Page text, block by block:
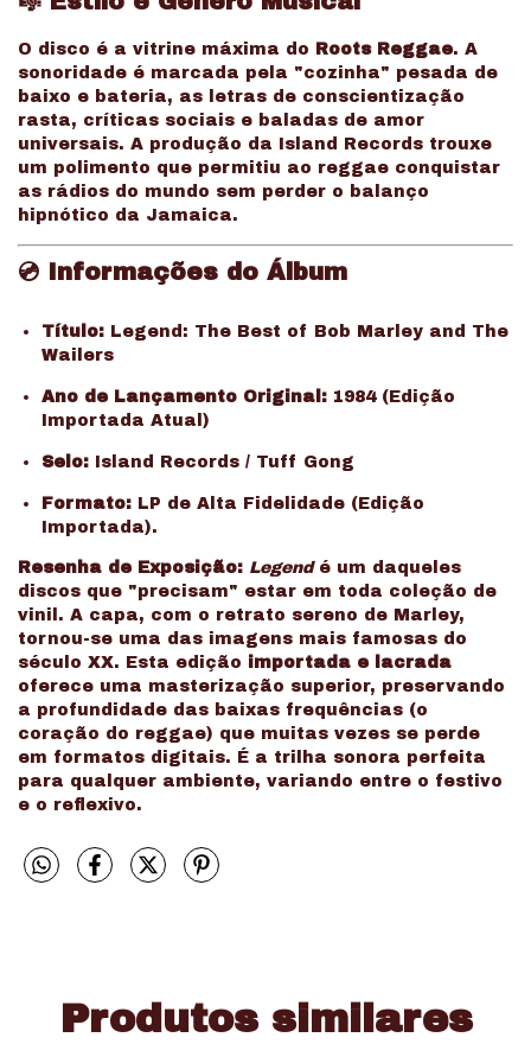
O disco é a vitrine máxima do Roots Reggae. A
sonoridade é marcada pela "cozinha" pesada de
baixo e bateria, as letras de conscientização
rasta, críticas sociais e baladas de amor
universais. A produção da Island Records trouxe
um polimento que permitiu ao reggae conquistar
as rádios do mundo sem perder o balanço
hipnótico da Jamaica.
💿 Informações do Álbum
Título: Legend: The Best of Bob Marley and The
Wailers
Ano de Lançamento Original: 1984 (Edição
Importada Atual)
Selo: Island Records / Tuff Gong
Formato: LP de Alta Fidelidade (Edição
Importada).
Resenha de Exposição: Legendé um daqueles
discos que "precisam" estar em toda coleção de
vinil. A capa, com o retrato sereno de Marley,
tornou-se uma das imagens mais famosas do
século XX. Esta edição importada e lacrada
oferece uma masterização superior, preservando
a profundidade das baixas frequências (o
coração do reggae) que muitas vezes se perde
em formatos digitais. É a trilha sonora perfeita
para qualquer ambiente, variando entre o festivo
e o reflexivo.
Produtos similares